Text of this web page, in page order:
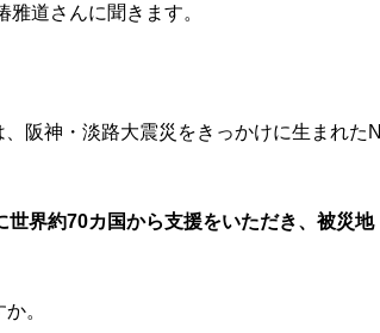
道さんに聞きます。
阪神・淡路大震災をきっかけに生まれたN
界約70カ国から支援をいただき、被災地
。